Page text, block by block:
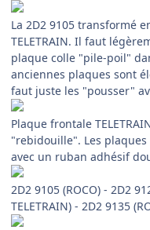
La 2D2 9105 transformé
TELETRAIN. Il faut
plaque colle "pile-poil"
anciennes plaques sont
faut juste les "pousser"
Plaque frontale
"rebidouille". Les
avec un ruban adhésif
2D2 9105 (ROCO) - 2D2
TELETRAIN) - 2D2 9135